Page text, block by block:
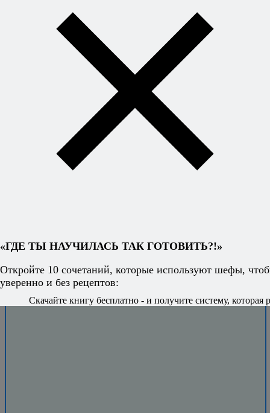
Хотите
готовить без
рецептов -
уверенно и
откроет вам
свободу
придумывать
блюда на ходу
«ГДЕ ТЫ НАУЧИЛАСЬ ТАК ГОТОВИТЬ?!»
Откройте 10 сочетаний, которые используют шефы,
уверенно и без рецептов:
Скачайте книгу бесплатно - и получите систему, которая